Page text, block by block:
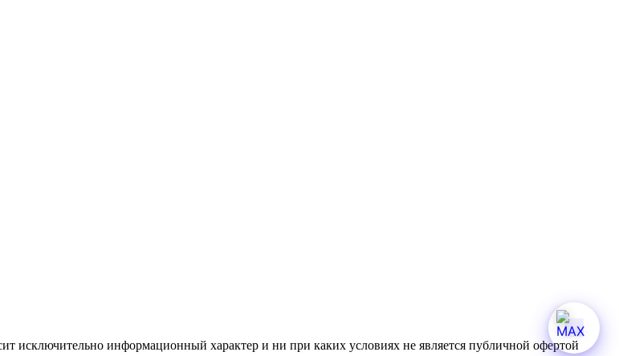
исключительно информационный характер и ни при каких условиях не является публичной офертой